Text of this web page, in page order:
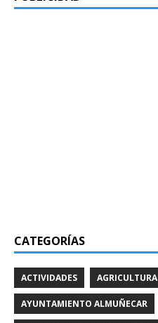
CATEGORÍAS
ACTIVIDADES AGRICULTURA
AYUNTAMIENTO ALMUÑECAR